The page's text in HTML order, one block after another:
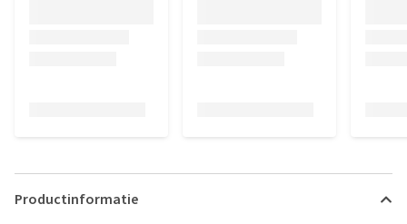
Productinformatie